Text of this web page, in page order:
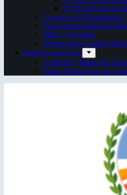
5ª Feria Provincial
Congreso del Patrimonio
Feria Internacional del
Mitos y leyendas
Semana de la Cultura
Espacios escénicos
Anfiteatro “Mario del
Teatro Oficial Juan de Vera